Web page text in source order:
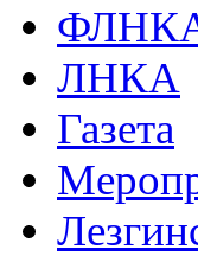
ЛНКА
Газета